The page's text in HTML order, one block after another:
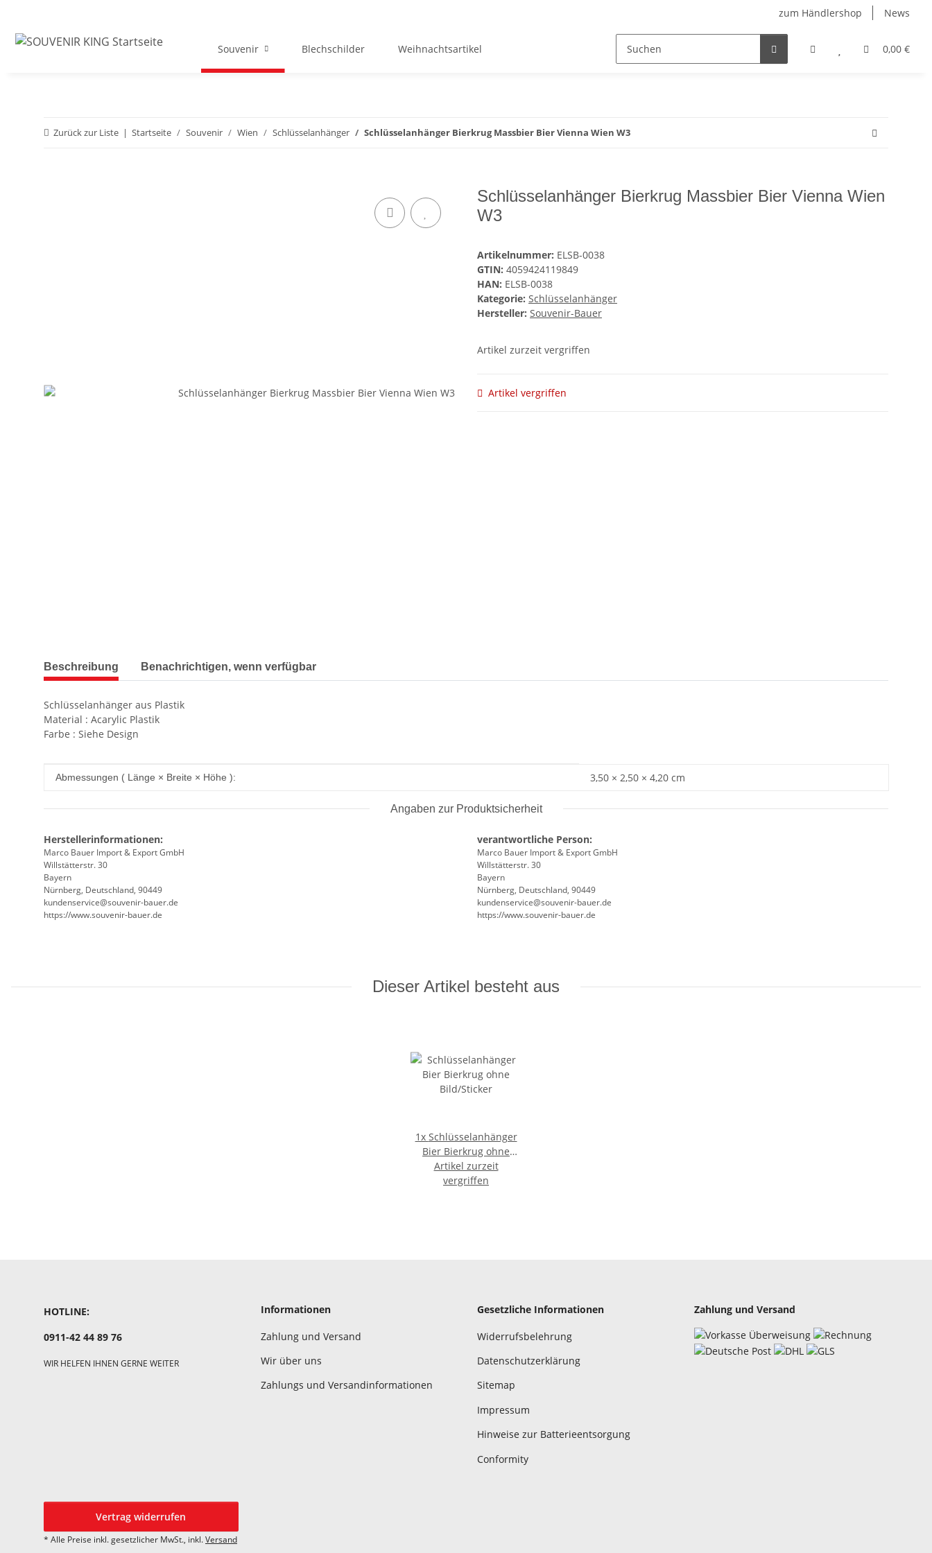
zum Händlershop News
0,00 €
Souvenir Blechschilder Weihnachtsartikel
Zurück zur Liste Startseite Souvenir Wien Schlüsselanhänger Schlüsselanhänger Bierkrug Massbier Bier Vienna Wien W3
Schlüsselanhänger Bierkrug Massbier Bier Vienna Wien
W3
Artikelnummer: ELSB-0038
GTIN: 4059424119849
HAN: ELSB-0038
Kategorie: Schlüsselanhänger
Hersteller: Souvenir-Bauer
Artikel zurzeit vergriffen
Artikel vergriffen
weitere Registerkarten anzeigen
Beschreibung Benachrichtigen, wenn verfügbar
Schlüsselanhänger aus Plastik
Material : Acarylic Plastik
Farbe : Siehe Design
Produkteigenschaft
Wert
Abmessungen ( Länge × Breite × Höhe ): 3,50 × 2,50 × 4,20 cm
Angaben zur Produktsicherheit
Herstellerinformationen:
Marco Bauer Import & Export GmbH
Willstätterstr. 30
Bayern
Nürnberg, Deutschland, 90449
kundenservice@souvenir-bauer.de
https://www.souvenir-bauer.de
verantwortliche Person:
Marco Bauer Import & Export GmbH
Willstätterstr. 30
Bayern
Nürnberg, Deutschland, 90449
kundenservice@souvenir-bauer.de
https://www.souvenir-bauer.de
Dieser Artikel besteht aus
1x Schlüsselanhänger
Bier Bierkrug ohne
Bild/Sticker
Artikel zurzeit
vergriffen
HOTLINE:
0911-42 44 89 76
WIR HELFEN IHNEN GERNE WEITER
Informationen
Zahlung und Versand
Wir über uns
Zahlungs und Versandinformationen
Gesetzliche Informationen
Widerrufsbelehrung
Datenschutzerklärung
Sitemap
Impressum
Hinweise zur Batterieentsorgung
Conformity
Zahlung und Versand
Vertrag widerrufen
* Alle Preise inkl. gesetzlicher MwSt., inkl.Versand